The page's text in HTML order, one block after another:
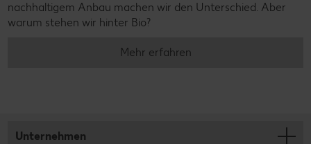
nachhaltigem Anbau machen wir den Unterschied. Aber
warum stehen wir hinter Bio?
Mehr erfahren
Unternehmen